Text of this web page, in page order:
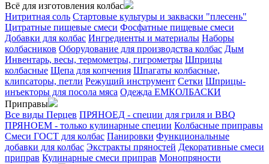
Всё для изготовления колбас
Нитритная соль Стартовые культуры и закваски "плесень"
Цитратные пищевые смеси Фосфатные пищевые смеси
Добавки для колбас Ингредиенты и материалы Наборы
колбасников Оборудование для производства колбас Дым
Инвентарь, весы, термометры, гигрометры Шприцы
колбасные Щепа для копчения Шпагаты колбасные,
клипсаторы, петли Режущий инструмент Сетки Шприцы-
инъекторы для посола мяса Одежда ЕМКОЛБАСКИ
Приправы
Все виды Перцев ПРЯНОЕД - специи для гриля и BBQ
ПРЯНОЕМ - только кулинарные специи Колбасные приправы
Смеси ГОСТ для колбас Панировки Функциональные
добавки для колбас Экстракты пряностей Декоративные смеси
приправ Кулинарные смеси приправ Монопряности